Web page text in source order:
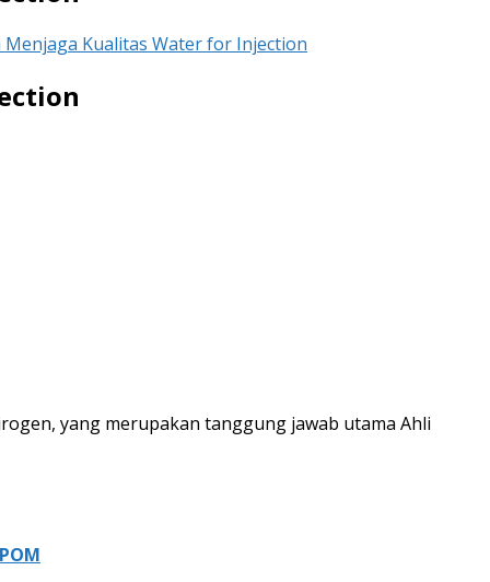
Menjaga Kualitas Water for Injection
yang merupakan tanggung jawab utama Ahli